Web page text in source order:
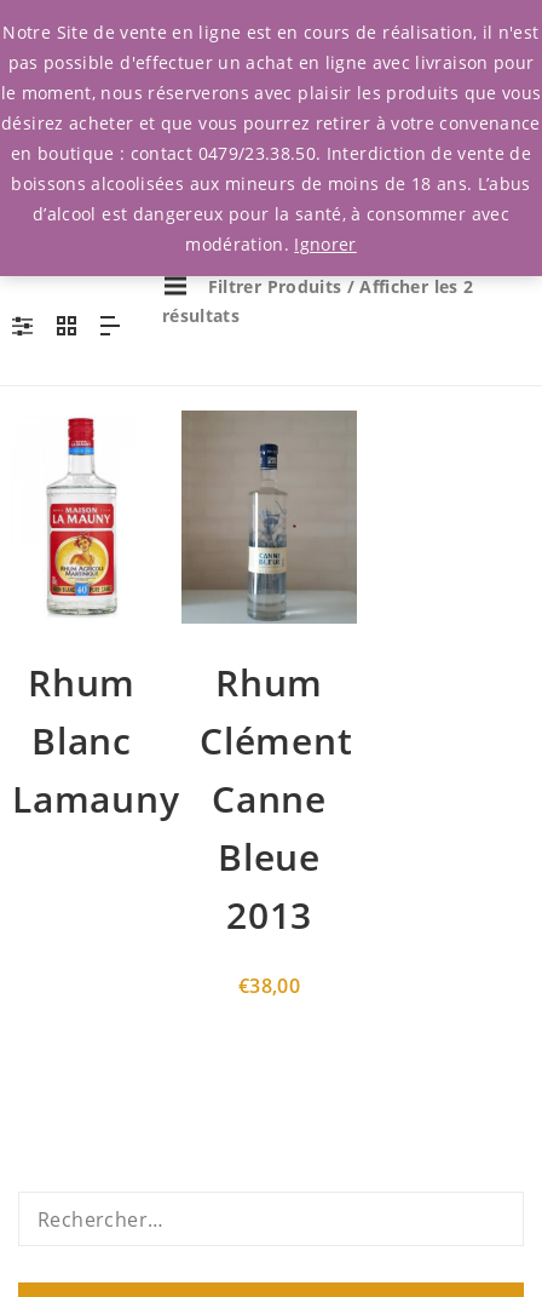
0
Filtrer Produits / Afficher les 2
résultats
Rhum
Blanc
Lamauny
Rhum
Clément
Canne
Bleue
2013
€38,00
Rechercher :
Notre Site de vente en ligne est en cours de réalisation, il n'est
pas possible d'effectuer un achat en ligne avec livraison pour
le moment, nous réserverons avec plaisir les produits que vous
désirez acheter et que vous pourrez retirer à votre convenance
en boutique : contact 0479/23.38.50. Interdiction de vente de
boissons alcoolisées aux mineurs de moins de 18 ans. L’abus
d’alcool est dangereux pour la santé, à consommer avec
modération. Ignorer